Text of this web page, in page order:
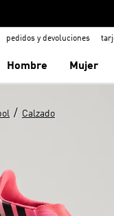
pedidos y devoluciones
Hombre Mujer
/ Calzado